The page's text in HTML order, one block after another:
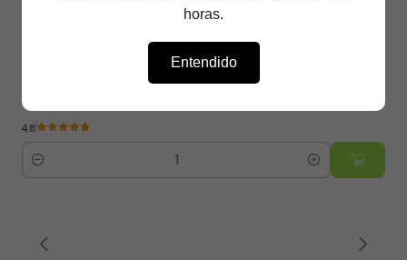
Eliminador de Olores de Mascotas - WK-PET - 5
$5.290 CLP
4.8
Cantidad
horas.
Entendido